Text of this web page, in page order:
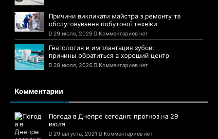
Причини викликати майстра з ремонту та
обслуговування побутової техніки
29 июля, 2026 Комментариев нет
Гнатология и имплантация зубов:
причины обратиться в хороший центр
28 июля, 2026 Комментариев нет
Комментарии
Погода в Днепре сегодня: прогноз на 29
июля
29 августа, 2021 Комментариев нет